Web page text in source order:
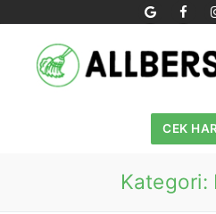
content
CEK
Kategori: